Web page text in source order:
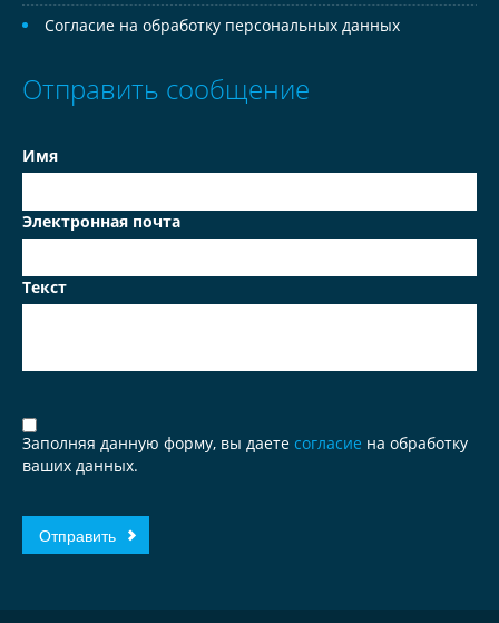
Согласие на обработку персональных данных
Отправить сообщение
Имя
Электронная почта
Текст
Заполняя данную форму, вы даете согласие на обработку
ваших данных.